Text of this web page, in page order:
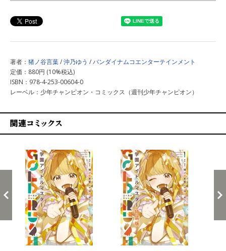
著者： 猪ノ谷言葉/沖乃ゆう /バンダイナムコエンターテインメント
定価：880円 (10%税込)
ISBN：978-4-253-00604-0
レーベル：少年チャンピオン・コミックス（週刊少年チャンピオン）